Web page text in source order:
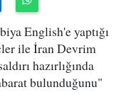
English'e yaptığı
ile İran Devrim
hazırlığında
bulunduğunu"